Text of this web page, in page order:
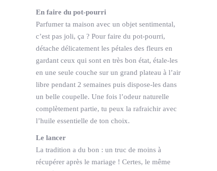
En faire du pot-pourri
Parfumer ta maison avec un objet sentimental,
c’est pas joli, ça ? Pour faire du pot-pourri,
détache délicatement les pétales des fleurs en
gardant ceux qui sont en très bon état, étale-les
en une seule couche sur un grand plateau à l’air
libre pendant 2 semaines puis dispose-les dans
un belle coupelle. Une fois l’odeur naturelle
complètement partie, tu peux la rafraichir avec
l’huile essentielle de ton choix.
Le lancer
La tradition a du bon : un truc de moins à
récupérer après le mariage ! Certes, le même